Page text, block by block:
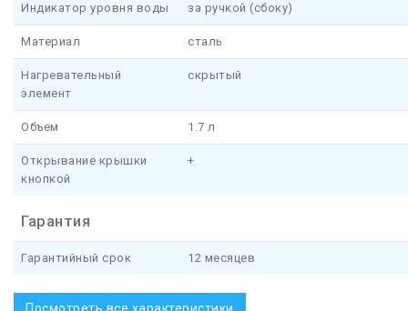
Индикатор уровня воды за ручкой (сбоку)
Материал сталь
Нагревательный
элемент
скрытый
Объем 1.7 л
Открывание крышки
кнопкой
+
Гарантия
Гарантийный срок 12 месяцев